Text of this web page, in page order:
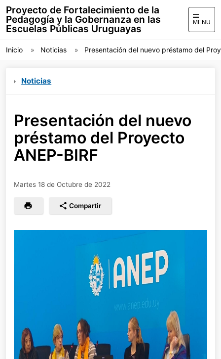
Proyecto de Fortalecimiento de la
Pedagogía y la Gobernanza en las
Escuelas Públicas Uruguayas
MENU
Inicio Noticias Presentación del nuevo préstamo del
Noticias
Presentación del nuevo
préstamo del Proyecto
ANEP-BIRF
Martes 18 de Octubre de 2022
Compartir